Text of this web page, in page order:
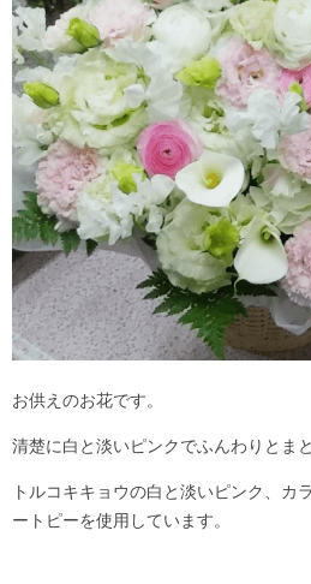
お供えのお花です。
清楚に白と淡いピンクでふんわりとま
トルコキキョウの白と淡いピンク、カ
ートピーを使用しています。